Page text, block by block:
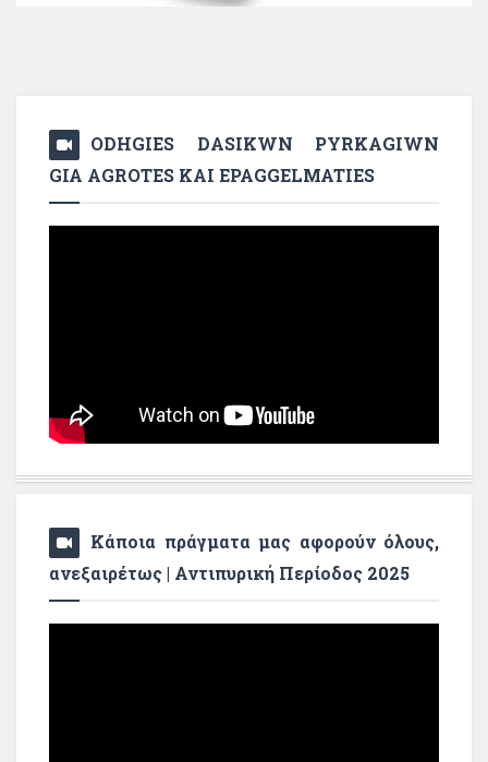
ODHGIES DASIKWN PYRKAGIWN
GIA AGROTES KAI EPAGGELMATIES
Κάποια πράγματα μας αφορούν όλους,
ανεξαιρέτως | Αντιπυρική Περίοδος 2025